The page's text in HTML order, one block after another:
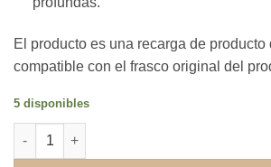
El producto es una recarga de producto
compatible con el frasco original del
5 disponibles
Recarga Eucerin Hyaluron-